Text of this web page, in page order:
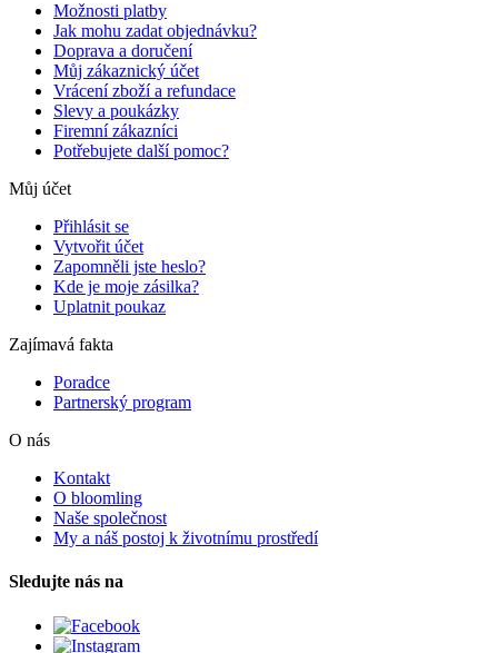
Možnosti platby
Jak mohu zadat objednávku?
Doprava a doručení
Můj zákaznický účet
Vrácení zboží a refundace
Slevy a poukázky
Firemní zákazníci
Potřebujete další pomoc?
Můj účet
Přihlásit se
Vytvořit účet
Zapomněli jste heslo?
Kde je moje zásilka?
Uplatnit poukaz
Zajímavá fakta
Poradce
Partnerský program
O nás
Kontakt
O bloomling
Naše společnost
My a náš postoj k životnímu prostředí
Sledujte nás na